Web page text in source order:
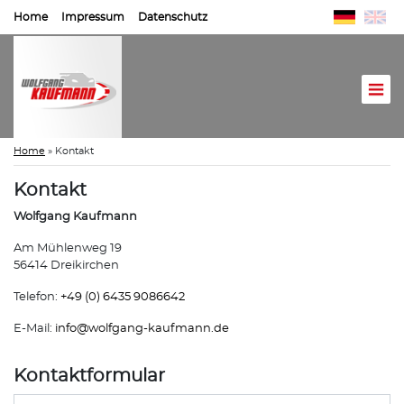
Home Impressum Datenschutz
Home » Kontakt
Kontakt
Wolfgang Kaufmann
Am Mühlenweg 19
56414 Dreikirchen
Telefon: +49 (0) 6435 9086642
E-Mail: info@wolfgang-kaufmann.de
Kontaktformular